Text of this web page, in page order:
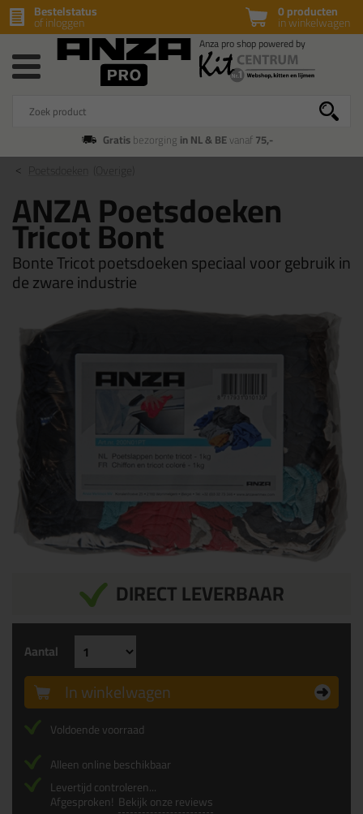
0 producten
in winkelwagen
Bestelstatus
of inloggen
Gratisbezorging in NL & BEvanaf75,-
ANZA Poetsdoeken
Tricot Bont
Bonte Tricot poetsdoeken speciaal voor gebruik in
de zware industrie
DIRECT LEVERBAAR
Aantal
In winkelwagen
Voldoende voorraad
Alleen online beschikbaar
Levertijd controleren...
Afgesproken! Bekijk onze reviews